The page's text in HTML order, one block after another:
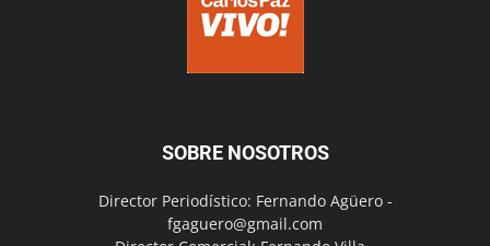
SOBRE NOSOTROS
Director Periodístico: Fernando Agüero -
fgaguero@gmail.com